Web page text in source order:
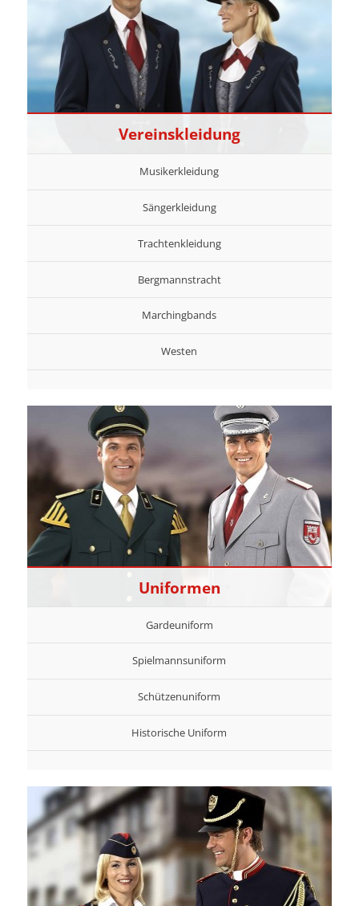
Vereinskleidung
Musikerkleidung
Sängerkleidung
Trachtenkleidung
Bergmannstracht
Marchingbands
Westen
Uniformen
Gardeuniform
Spielmannsuniform
Schützenuniform
Historische Uniform